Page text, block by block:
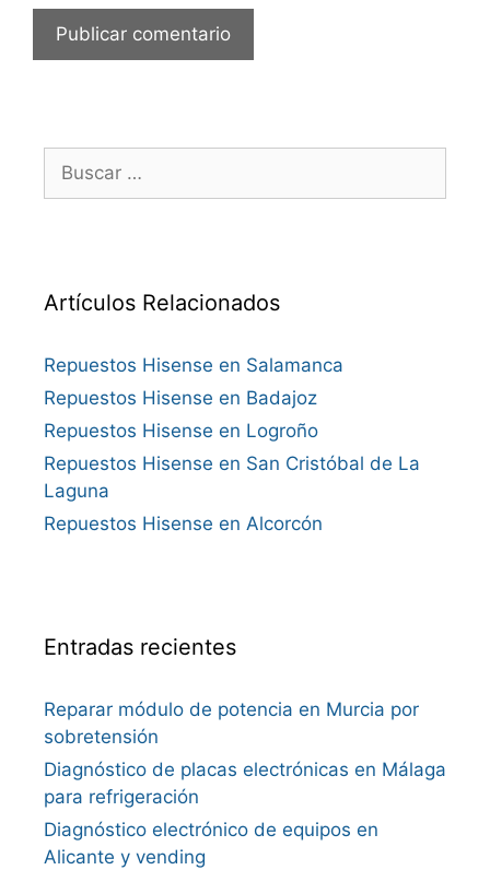
Buscar:
Artículos Relacionados
Repuestos Hisense en Salamanca
Repuestos Hisense en Badajoz
Repuestos Hisense en Logroño
Repuestos Hisense en San Cristóbal de La
Laguna
Repuestos Hisense en Alcorcón
Entradas recientes
Reparar módulo de potencia en Murcia por
sobretensión
Diagnóstico de placas electrónicas en Málaga
para refrigeración
Diagnóstico electrónico de equipos en
Alicante y vending